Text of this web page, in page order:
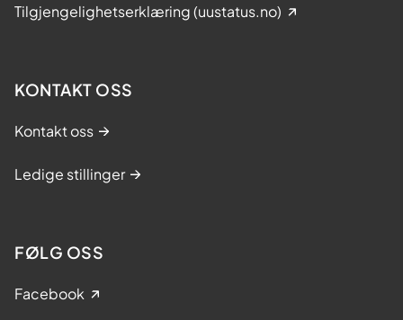
Tilgjengelighetserklæring (uustatus.no)
KONTAKT OSS
Kontakt oss
Ledige stillinger
FØLG OSS
Facebook